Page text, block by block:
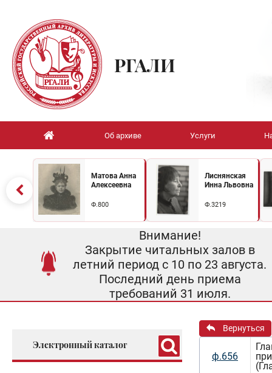
РГАЛИ
Об архиве Услуги
Матова Анна
Алексеевна
Ф.800
Лиснянская
Инна Львовна
Ф.3219
Внимание!
Закрытие читальных залов в
летний период с 10 по 23 августа.
Последний день приема
требований 31 июля.
Электронный каталог
Вернуться
ф.656